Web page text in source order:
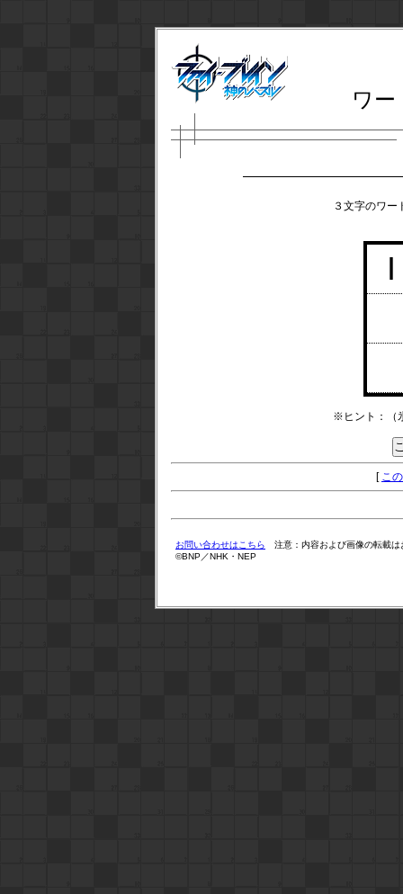
ワ
３文字のワー
I
※ヒント：（
[ こ
お問い合わせはこちら 注意：内容および画像の転載は
©BNP／NHK・NEP